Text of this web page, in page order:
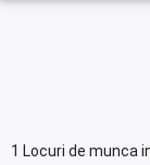
1 Locuri de munca